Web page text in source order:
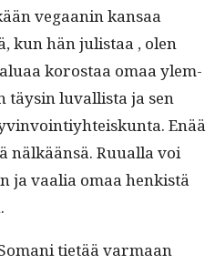
veg­aanin kansaa
kun hän julis­taa , olen
korostaa omaa ylem­
täysin luval­lista ja sen
Enää
nälkään­sä. Ruual­la voi
ja vaalia omaa henkistä
tietää var­maan